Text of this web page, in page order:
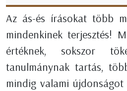
Az ás-és írásokat több
mindenkinek terjesztés!
értéknek, sokszor
tanulmánynak tartás,
mindig valami